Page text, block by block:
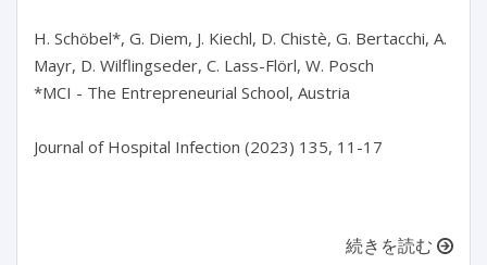
H. Schöbel*, G. Diem, J. Kiechl, D. Chistè, G. Bertacchi, A.
Mayr, D. Wilflingseder, C. Lass-Flörl, W. Posch
*MCI - The Entrepreneurial School, Austria
Journal of Hospital Infection (2023) 135, 11-17
続きを読む